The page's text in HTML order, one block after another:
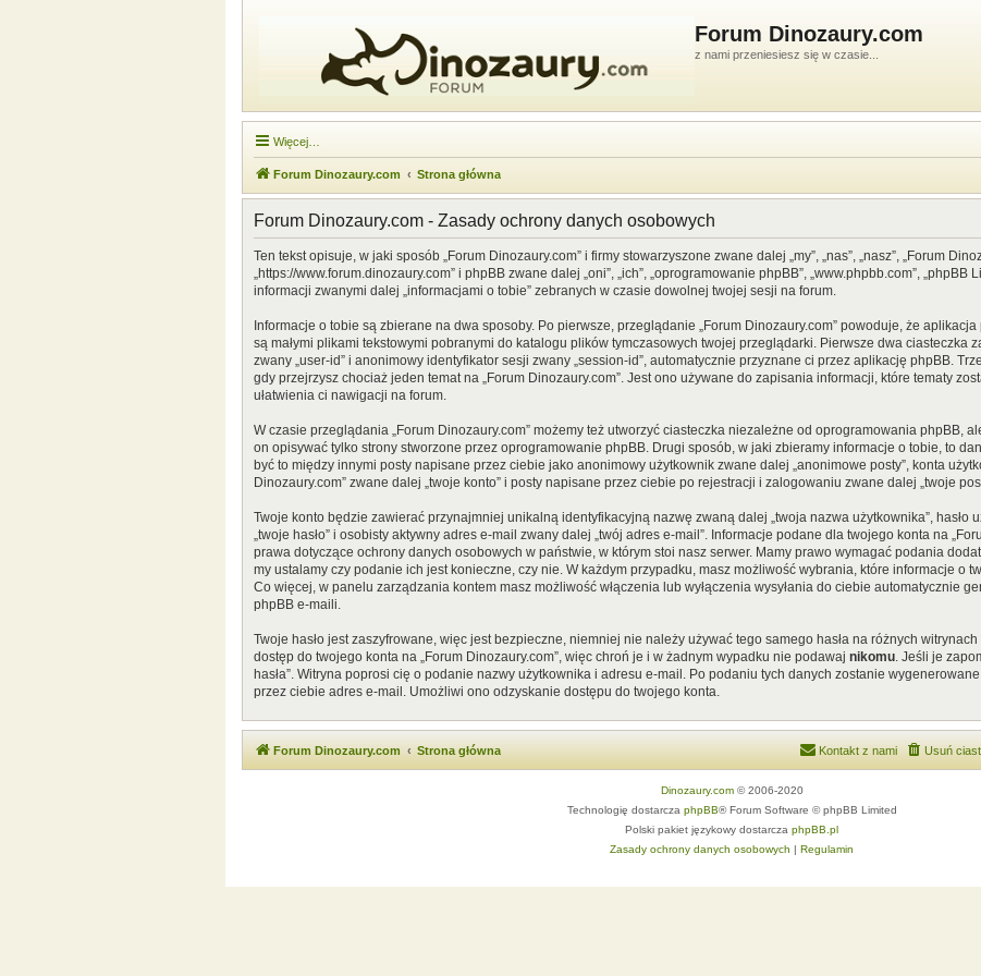
Forum Dinozaury.com
z nami przeniesiesz się w czasie...
Więcej…
Forum Dinozaury.com Strona główna
Forum Dinozaury.com - Zasady ochrony danych osobowych
Ten tekst opisuje, w jaki sposób „Forum Dinozaury.com” i firmy stowarzyszone zwane dalej „my”, „nas”, „nasz”, „Forum
„https://www.forum.dinozaury.com” i phpBB zwane dalej „oni”, „ich”, „oprogramowanie phpBB”, „www.phpbb.com”, „phpBB
informacji zwanymi dalej „informacjami o tobie” zebranych w czasie dowolnej twojej sesji na forum.
Informacje o tobie są zbierane na dwa sposoby. Po pierwsze, przeglądanie „Forum Dinozaury.com” powoduje, że
są małymi plikami tekstowymi pobranymi do katalogu plików tymczasowych twojej przeglądarki. Pierwsze dwa ciasteczka
zwany „user-id” i anonimowy identyfikator sesji zwany „session-id”, automatycznie przyznane ci przez aplikację phpBB.
gdy przejrzysz chociaż jeden temat na „Forum Dinozaury.com”. Jest ono używane do zapisania informacji, które tematy
ułatwienia ci nawigacji na forum.
W czasie przeglądania „Forum Dinozaury.com” możemy też utworzyć ciasteczka niezależne od oprogramowania phpBB,
on opisywać tylko strony stworzone przez oprogramowanie phpBB. Drugi sposób, w jaki zbieramy informacje o tobie, to
być to między innymi posty napisane przez ciebie jako anonimowy użytkownik zwane dalej „anonimowe posty”, konta
Dinozaury.com” zwane dalej „twoje konto” i posty napisane przez ciebie po rejestracji i zalogowaniu zwane dalej „twoje
Twoje konto będzie zawierać przynajmniej unikalną identyfikacyjną nazwę zwaną dalej „twoja nazwa użytkownika”, hasło
„twoje hasło” i osobisty aktywny adres e-mail zwany dalej „twój adres e-mail”. Informacje podane dla twojego konta na
prawa dotyczące ochrony danych osobowych w państwie, w którym stoi nasz serwer. Mamy prawo wymagać podania
my ustalamy czy podanie ich jest konieczne, czy nie. W każdym przypadku, masz możliwość wybrania, które informacje o
Co więcej, w panelu zarządzania kontem masz możliwość włączenia lub wyłączenia wysyłania do ciebie automatycznie
phpBB e-maili.
Twoje hasło jest zaszyfrowane, więc jest bezpieczne, niemniej nie należy używać tego samego hasła na różnych
dostęp do twojego konta na „Forum Dinozaury.com”, więc chroń je i w żadnym wypadku nie podawaj nikomu. Jeśli je
hasła”. Witryna poprosi cię o podanie nazwy użytkownika i adresu e-mail. Po podaniu tych danych zostanie
przez ciebie adres e-mail. Umożliwi ono odzyskanie dostępu do twojego konta.
Forum Dinozaury.com Strona główna Usuń
Kontakt z nami
Dinozaury.com© 2006-2020
Technologię dostarcza phpBB® Forum Software © phpBB Limited
Polski pakiet językowy dostarcza phpBB.pl
Zasady ochrony danych osobowych | Regulamin